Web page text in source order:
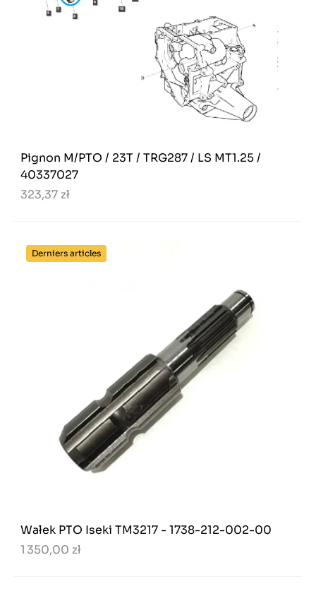
Pignon M/PTO / 23T / TRG287 / LS MT1.25 /
40337027
323,37 zł
Derniers articles
Wałek PTO Iseki TM3217 - 1738-212-002-00
1 350,00 zł